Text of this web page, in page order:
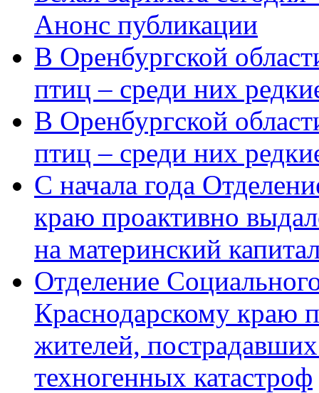
Анонс публикации
В Оренбургской
птиц – среди них
В Оренбургской
птиц – среди них
С начала года
краю проактивно
на материнский
Отделение
Краснодарскому краю
жителей,
техногенных катастроф